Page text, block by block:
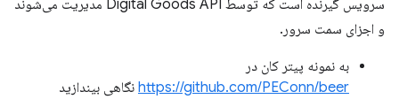
سرویس گیرنده است که توسط Digital Goods API مدیریت می‌شوند
و اجزای سمت سرور.
به نمونه پیتر کان در
https://github.com/PEConn/beer نگاهی بیندازید